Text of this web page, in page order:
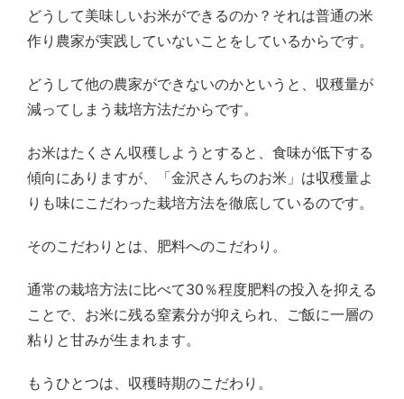
どうして美味しいお米ができるのか？それは普通の米
作り農家が実践していないことをしているからです。
どうして他の農家ができないのかというと、収穫量が
減ってしまう栽培方法だからです。
お米はたくさん収穫しようとすると、食味が低下する
傾向にありますが、「金沢さんちのお米」は収穫量よ
りも味にこだわった栽培方法を徹底しているのです。
そのこだわりとは、肥料へのこだわり。
通常の栽培方法に比べて30％程度肥料の投入を抑える
ことで、お米に残る窒素分が抑えられ、ご飯に一層の
粘りと甘みが生まれます。
もうひとつは、収穫時期のこだわり。